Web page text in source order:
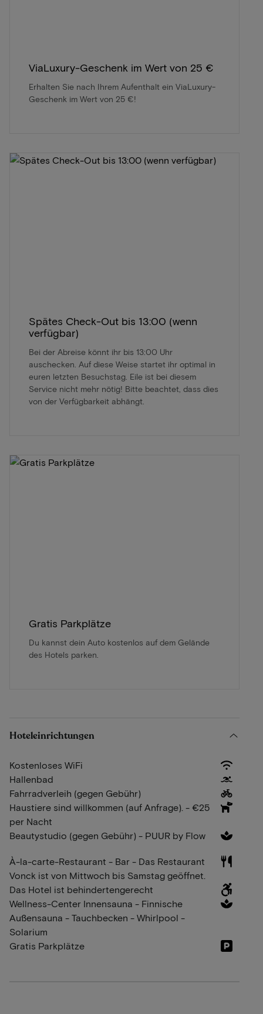
ViaLuxury-Geschenk im Wert von 25 €
Erhalten Sie nach Ihrem Aufenthalt ein ViaLuxury-
Geschenk im Wert von 25 €!
Spätes Check-Out bis 13:00 (wenn
verfügbar)
Bei der Abreise könnt ihr bis 13:00 Uhr
auschecken. Auf diese Weise startet ihr optimal in
euren letzten Besuchstag. Eile ist bei diesem
Service nicht mehr nötig! Bitte beachtet, dass dies
von der Verfügbarkeit abhängt.
Gratis Parkplätze
Du kannst dein Auto kostenlos auf dem Gelände
des Hotels parken.
Hoteleinrichtungen
Kostenloses WiFi
Hallenbad
Fahrradverleih (gegen Gebühr)
Haustiere sind willkommen (auf Anfrage). - €25
per Nacht
Beautystudio (gegen Gebühr) - PUUR by Flow
À-la-carte-Restaurant - Bar - Das Restaurant
Vonck ist von Mittwoch bis Samstag geöffnet.
Das Hotel ist behindertengerecht
Wellness-Center Innensauna - Finnische
Außensauna - Tauchbecken - Whirlpool -
Solarium
Gratis Parkplätze